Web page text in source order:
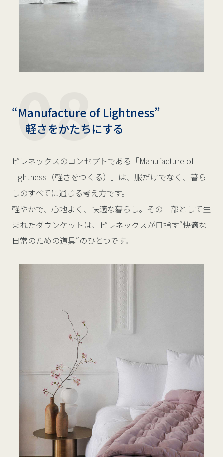
“Manufacture of Lightness”
― 軽さをかたちにする
ピレネックスのコンセプトである「Manufacture of
Lightness（軽さをつくる）」は、服だけでなく、暮ら
しのすべてに通じる考え方です。
軽やかで、心地よく、快適な暮らし。その一部として生
まれたダウンケットは、ピレネックスが目指す“快適な
日常のための道具”のひとつです。